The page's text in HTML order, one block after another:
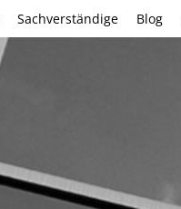
Sachverständige Blog